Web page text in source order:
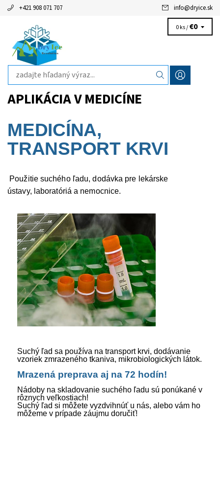
+421 908 071 707 info@dryice.sk
0 ks /€0
APLIKÁCIA V MEDICÍNE
MEDICÍNA,
TRANSPORT KRVI
Použitie suchého ľadu, dodávka pre lekárske
ústavy, laboratóriá a nemocnice.
Suchý ľad sa používa na transport krvi, dodávanie
vzoriek zmrazeného tkaniva, mikrobiologických látok.
Mrazená preprava aj na 72 hodín!
Nádoby na skladovanie suchého ľadu sú ponúkané v
rôznych veľkostiach!
Suchý ľad si môžete vyzdvihnúť u nás, alebo vám ho
môžeme v prípade záujmu doručiť!